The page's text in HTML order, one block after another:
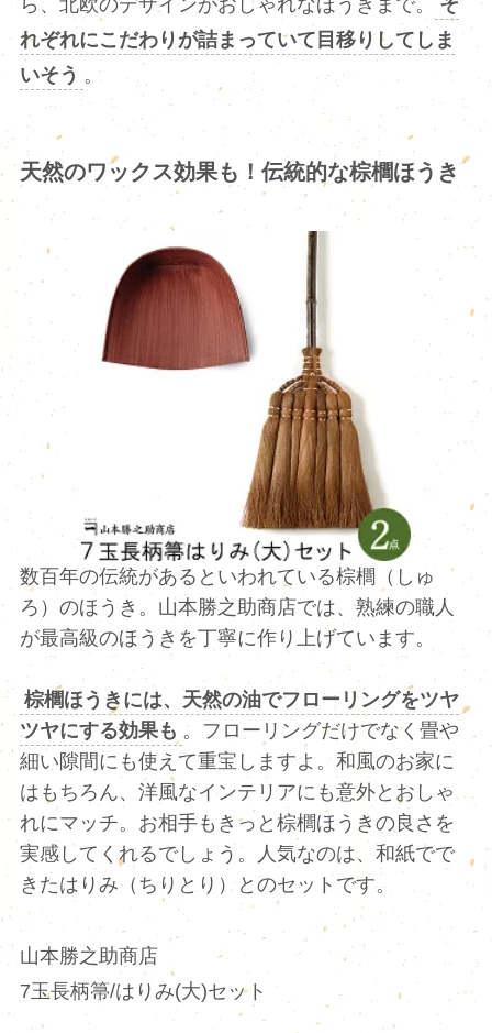
ら、北欧のデザインがおしゃれなほうきまで。
そ
れぞれにこだわりが詰まっていて目移りしてしま
いそう 。
天然のワックス効果も！伝統的な棕櫚ほうき
数百年の伝統があるといわれている棕櫚（しゅ
ろ）のほうき。山本勝之助商店では、熟練の職人
が最高級のほうきを丁寧に作り上げています。
棕櫚ほうきには、天然の油でフローリングをツヤ
ツヤにする効果も 。フローリングだけでなく畳や
細い隙間にも使えて重宝しますよ。和風のお家に
はもちろん、洋風なインテリアにも意外とおしゃ
れにマッチ。お相手もきっと棕櫚ほうきの良さを
実感してくれるでしょう。人気なのは、和紙でで
きたはりみ（ちりとり）とのセットです。
山本勝之助商店
7玉長柄箒/はりみ(大)セット